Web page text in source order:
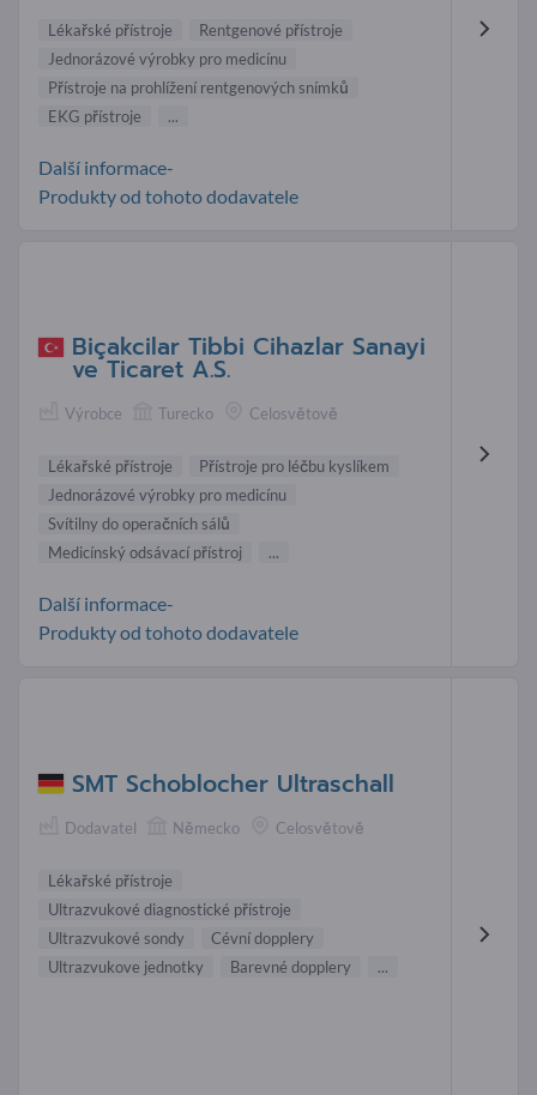
Lékařské přístroje
Rentgenové přístroje
Jednorázové výrobky pro medicínu
Přístroje na prohlížení rentgenových snímků
EKG přístroje
...
Další informace-
Produkty od tohoto dodavatele
Biçakcilar Tibbi Cihazlar Sanayi
ve Ticaret A.S.
Výrobce Turecko Celosvětově
Lékařské přístroje
Přístroje pro léčbu kyslíkem
Jednorázové výrobky pro medicínu
Svítilny do operačních sálů
Medicínský odsávací přístroj
...
Další informace-
Produkty od tohoto dodavatele
SMT Schoblocher Ultraschall
Dodavatel Německo Celosvětově
Lékařské přístroje
Ultrazvukové diagnostické přístroje
Ultrazvukové sondy
Cévní dopplery
Ultrazvukove jednotky
Barevné dopplery ...